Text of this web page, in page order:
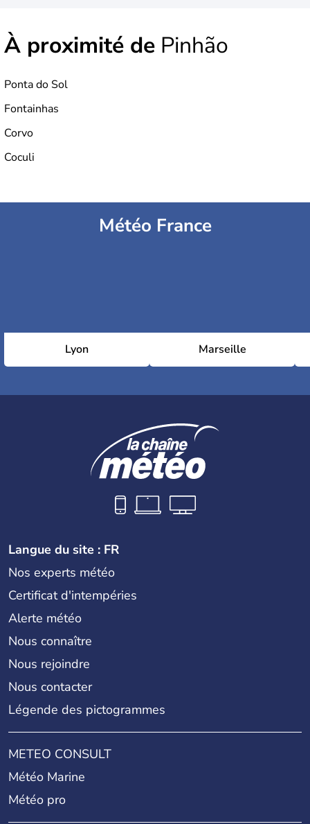
À proximité de Pinhão
Ponta do Sol
Fontainhas
Corvo
Coculi
Météo France
Lyon Marseille
Langue du site : FR
Nos experts météo
Certificat d'intempéries
Alerte météo
Nous connaître
Nous rejoindre
Nous contacter
Légende des pictogrammes
METEO CONSULT
Météo Marine
Météo pro